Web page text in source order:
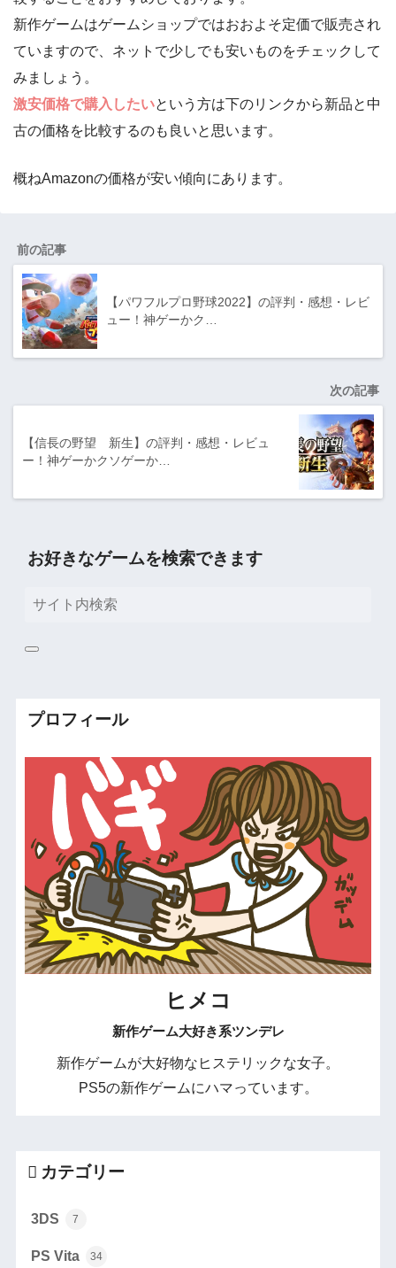
新作ゲームはゲームショップではおおよそ定価で販売され
ていますので、ネットで少しでも安いものをチェックして
みましょう。
激安価格で購入したいという方は下のリンクから新品と中
古の価格を比較するのも良いと思います。
概ねAmazonの価格が安い傾向にあります。
前の記事
【パワフルプロ野球2022】の評判・感想・レビ
ュー！神ゲーかク…
次の記事
【信長の野望 新生】の評判・感想・レビュ
ー！神ゲーかクソゲーか…
お好きなゲームを検索できます
プロフィール
ヒメコ
新作ゲーム大好き系ツンデレ
新作ゲームが大好物なヒステリックな女子。
PS5の新作ゲームにハマっています。
カテゴリー
3DS 7
PS Vita 34